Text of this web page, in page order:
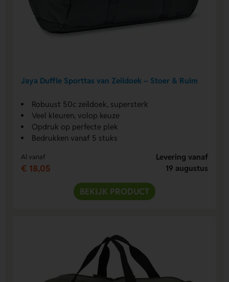
Jaya Duffle Sporttas van Zeildoek – Stoer & Ruim
Robuust 50c zeildoek, supersterk
Veel kleuren, volop keuze
Opdruk op perfecte plek
Bedrukken vanaf 5 stuks
Al vanaf
€ 18,05
Levering vanaf
19 augustus
BEKIJK PRODUCT